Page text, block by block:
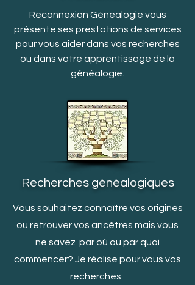
Reconnexion Généalogie vous
présente ses prestations de services
pour vous aider dans vos recherches
ou dans votre apprentissage de la
généalogie.
Recherches généalogiques
Vous souhaitez connaître vos origines
ou retrouver vos ancêtres mais vous
ne savez par où ou par quoi
commencer? Je réalise pour vous vos
recherches.